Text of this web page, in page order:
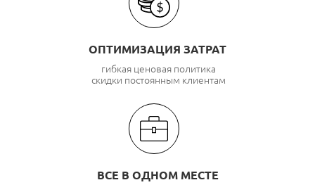
ОПТИМИЗАЦИЯ ЗАТРАТ
гибкая ценовая политика
скидки постоянным клиентам
ВСЕ В ОДНОМ МЕСТЕ